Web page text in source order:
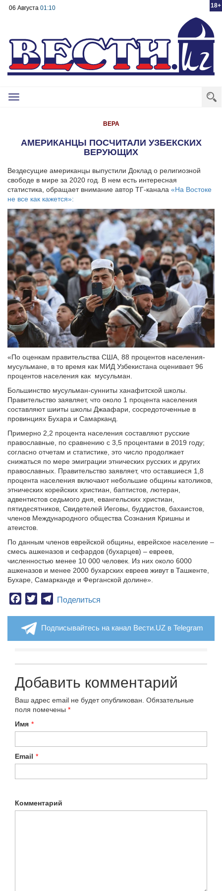
18+
06 Августа 01:10
Toggle
ВЕРА
АМЕРИКАНЦЫ ПОСЧИТАЛИ УЗБЕКСКИХ
ВЕРУЮЩИХ
Вездесущие американцы выпустили Доклад о религиозной
свободе в мире за 2020 год. В нем есть интересная
статистика, обращает внимание автор ТГ-канала «На Востоке
не все как кажется»:
«По оценкам правительства США, 88 процентов населения-
мусульмане, в то время как МИД Узбекистана оценивает 96
процентов населения как мусульман.
Большинство мусульман-сунниты ханафитской школы.
Правительство заявляет, что около 1 процента населения
составляют шииты школы Джаафари, сосредоточенные в
провинциях Бухара и Самарканд.
Примерно 2,2 процента населения составляют русские
православные, по сравнению с 3,5 процентами в 2019 году;
согласно отчетам и статистике, это число продолжает
снижаться по мере эмиграции этнических русских и других
православных. Правительство заявляет, что оставшиеся 1,8
процента населения включают небольшие общины католиков,
этнических корейских христиан, баптистов, лютеран,
адвентистов седьмого дня, евангельских христиан,
пятидесятников, Свидетелей Иеговы, буддистов, бахаистов,
членов Международного общества Сознания Кришны и
атеистов.
По данным членов еврейской общины, еврейское население –
смесь ашкеназов и сефардов (бухарцев) – евреев,
численностью менее 10 000 человек. Из них около 6000
ашкеназов и менее 2000 бухарских евреев живут в Ташкенте,
Бухаре, Самарканде и Ферганской долине».
Facebook
TwitterTelegram
Поделиться
Подписывайтесь на канал Вести.UZ в Telegram
Добавить комментарий
Ваш адрес email не будет опубликован. Обязательные
поля помечены *
Имя *
Email *
Комментарий